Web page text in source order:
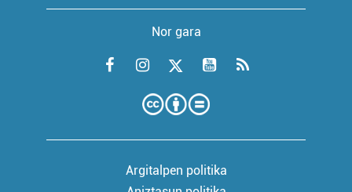
Nor gara
Argitalpen politika